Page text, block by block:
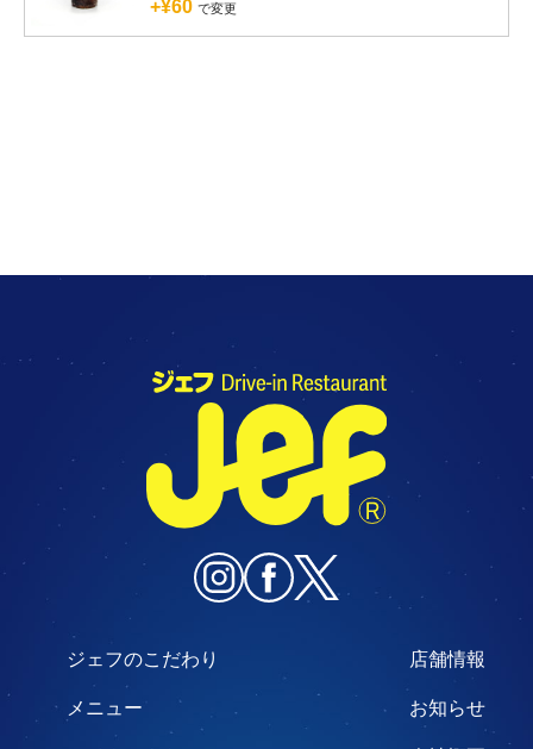
+¥60 で変更
ジェフのこだわり
メニュー
店舗情報
お知らせ